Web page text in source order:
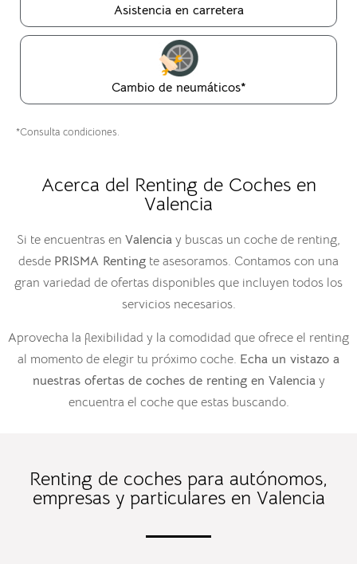
Asistencia en carretera
Cambio de neumáticos*
*Consulta condiciones.
Acerca del Renting de Coches en
Valencia
Si te encuentras en Valencia y buscas un coche de renting,
desde PRISMA Renting te asesoramos. Contamos con una
gran variedad de ofertas disponibles que incluyen todos los
servicios necesarios.
Aprovecha la flexibilidad y la comodidad que ofrece el renting
al momento de elegir tu próximo coche. Echa un vistazo a
nuestras ofertas de coches de renting en Valenciay
encuentra el coche que estas buscando.
Renting de coches para autónomos,
empresas y particulares en Valencia